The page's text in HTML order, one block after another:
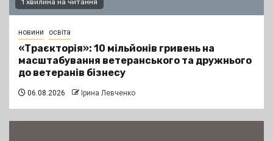
новини освіта
«Траєкторія»: 10 мільйонів гривень на
масштабування ветеранського та дружнього
до ветеранів бізнесу
06.08.2026 Ірина Левченко